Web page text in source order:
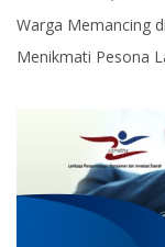
Warga Memancing
Menikmati Pesona